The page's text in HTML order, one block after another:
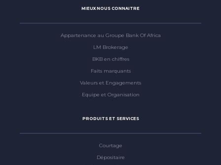
MIEUX NOUS CONNAITRE
Appartenance au Groupe Bank Of Africa
LM Brokerage
BKB en chiffres
Faits marquants
Valeurs et Engagements
Equipe et Organisation
PRODUITS ET SERVICES
Courtage
Dépositaire